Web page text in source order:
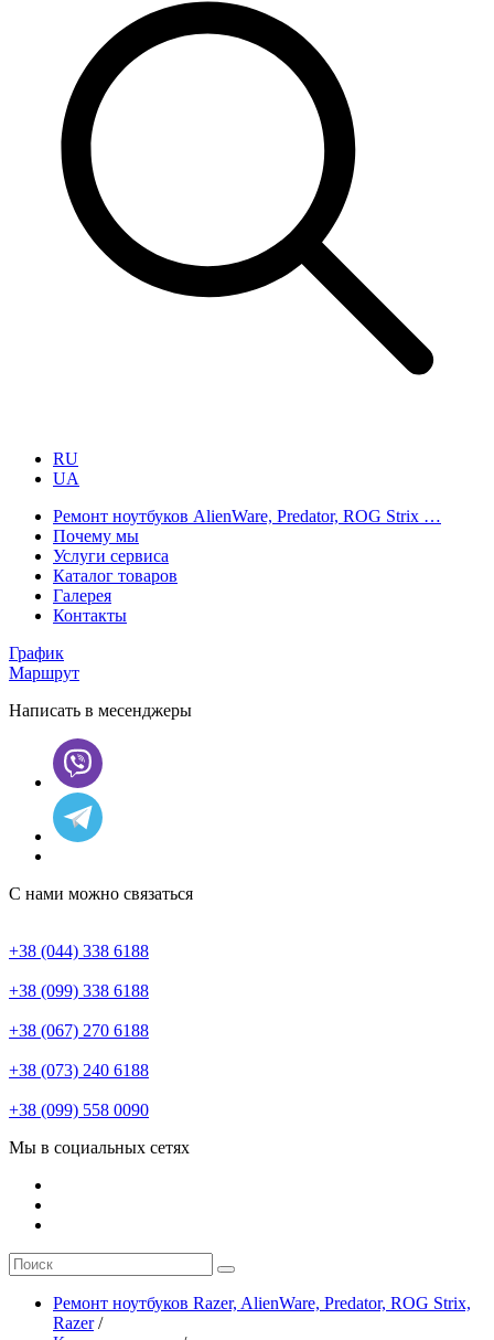
RU
UA
Ремонт ноутбуков AlienWare, Predator, ROG Strix …
Почему мы
Услуги сервиса
Каталог товаров
Галерея
Контакты
График
Маршрут
Написать в месенджеры
С нами можно связаться
+38 (044) 338 6188
+38 (099) 338 6188
+38 (067) 270 6188
+38 (073) 240 6188
+38 (099) 558 0090
Мы в социальных сетях
Ремонт ноутбуков Razer, AlienWare, Predator, ROG Strix,
Razer/